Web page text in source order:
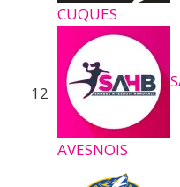
CUQUES
12
AVESNOIS